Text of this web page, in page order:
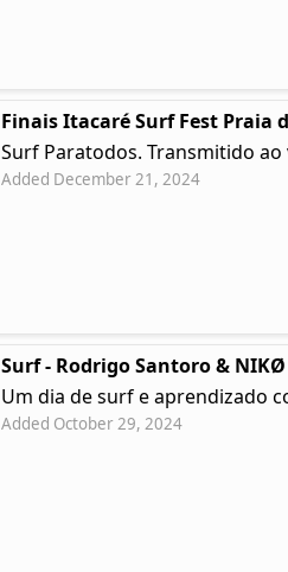
Finais Itacaré Surf Fest Praia
Surf Paratodos. Transmitido
Added December 21, 2024
Surf - Rodrigo Santoro &
Um dia de surf e aprendizado
Added October 29, 2024